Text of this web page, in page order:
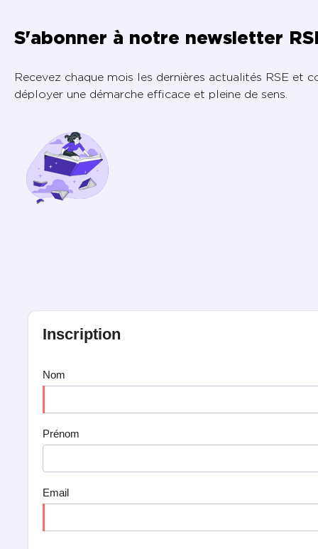
S'abonner à notre newsletter
Recevez chaque mois les dernières actualités RSE et
déployer une démarche efficace et pleine de sens.